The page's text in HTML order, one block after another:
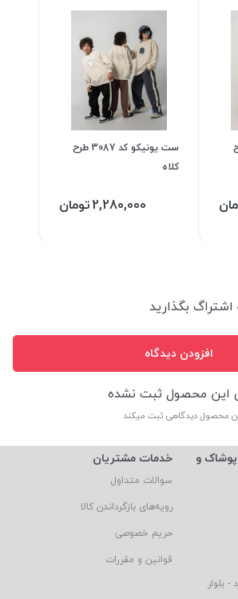
طرح
ست یونیکو کد 3087 طرح
کلاه
2,280,000تومان
اشتراگ بگذارید
افزودن دیدگاه
این محصول ثبت نشده
محصول دیدگاهی ثبت میکند
و
بلوار
خدمات مشتریان
سوالات متداول
رویه‌های بازگرداندن کالا
حریم خصوصی
قوانین و مقررات